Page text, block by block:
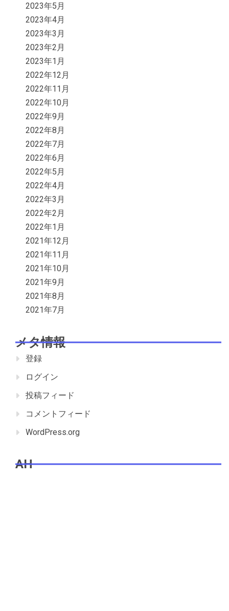
2023年5月
2023年4月
2023年3月
2023年2月
2023年1月
2022年12月
2022年11月
2022年10月
2022年9月
2022年8月
2022年7月
2022年6月
2022年5月
2022年4月
2022年3月
2022年2月
2022年1月
2021年12月
2021年11月
2021年10月
2021年9月
2021年8月
2021年7月
メタ情報
登録
ログイン
投稿フィード
コメントフィード
WordPress.org
AH